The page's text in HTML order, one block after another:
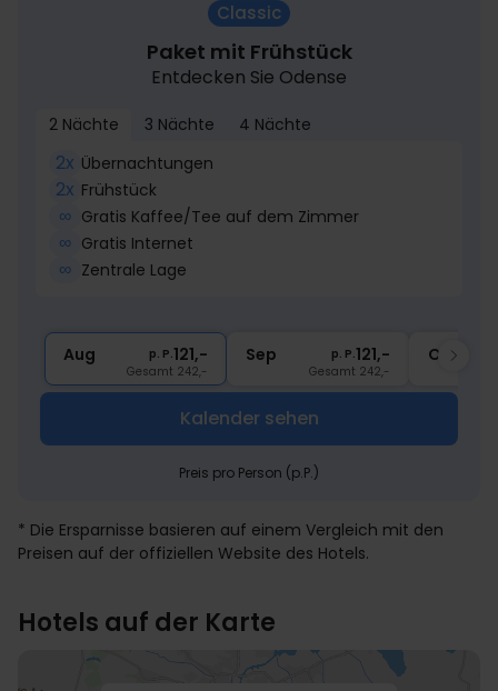
Classic
Paket mit Frühstück
Entdecken Sie Odense
2 Nächte 3 Nächte 4 Nächte
2x Übernachtungen
2x Frühstück
∞ Gratis Kaffee/Tee auf dem Zimmer
∞ Gratis Internet
∞ Zentrale Lage
Aug p. P.121,-
Gesamt 242,-
Sep p. P.121,-
Gesamt 242,-
Okt
Kalender sehen
Preis pro Person (p.P.)
* Die Ersparnisse basieren auf einem Vergleich mit den
Preisen auf der offiziellen Website des Hotels.
Hotels auf der Karte